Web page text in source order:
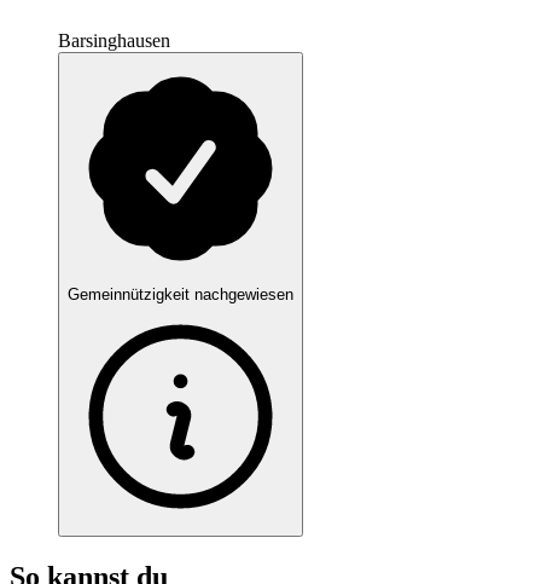
Barsinghausen
Gemeinnützigkeit nachgewiesen
So kannst du